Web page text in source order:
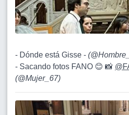
- Dónde está Gisse - (
- Sacando fotos FANO 😊 📸
(@Mujer_67)